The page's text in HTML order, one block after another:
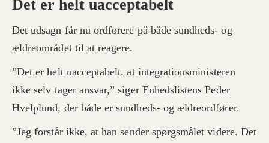
Det er helt uacceptabelt
Det udsagn får nu ordførere på både sundheds- og
ældreområdet til at reagere.
”Det er helt uacceptabelt, at integrationsministeren
ikke selv tager ansvar,” siger Enhedslistens Peder
Hvelplund, der både er sundheds- og ældreordfører.
”Jeg forstår ikke, at han sender spørgsmålet videre. Det